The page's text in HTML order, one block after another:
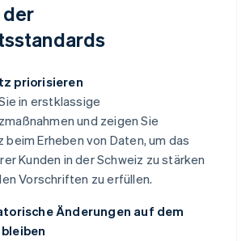
der
priorisieren
in erstklassige
und zeigen Sie
beim Erheben von Daten, um das
Kunden in der Schweiz zu stärken
Vorschriften zu erfüllen.
Änderungen auf dem